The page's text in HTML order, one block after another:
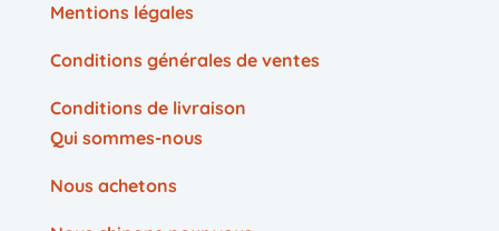
Mentions légales
Conditions générales de ventes
Conditions de livraison
Qui sommes-nous
Nous achetons